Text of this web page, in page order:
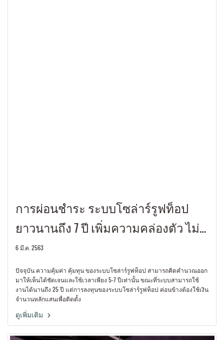
การผ่อนชำระ ระบบโซล่าร์รูฟท็อป
ยาวนานถึง 7 ปี เพิ่มความคล่องตัว ไม่
ต้องลงทุนด้วยเงินก้อนโตอีกต่อไป
6 มี.ค. 2563
ปัจจุบัน ความคุ้มค่า คุ้มทุน ของระบบโซล่าร์รูฟท็อป สามารถคิดคำนวณออก
มาให้เห็นได้ชัดเจนและใช้เวลาเพียง 5-7 ปีเท่านั้น ขณะที่ระบบสามารถใช้
งานได้นานถึง 25 ปี แต่การลงทุนของระบบโซล่าร์รูฟท็อป ค่อนข้างต้องใช้เงิน
จำนวนหลักแสนเพื่อติดตั้ง
ดูเพิ่มเติม